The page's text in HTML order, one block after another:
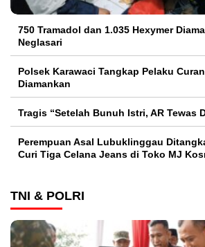
750 Tramadol dan 1.035 Hexymer
Neglasari
Polsek Karawaci Tangkap Pelaku
Diamankan
Tragis “Setelah Bunuh Istri, AR Tewas
Perempuan Asal Lubuklinggau
Curi Tiga Celana Jeans di Toko MJ
TNI & POLRI